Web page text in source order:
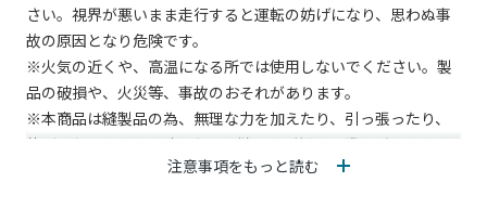
さい。視界が悪いまま走行すると運転の妨げになり、思わぬ事
故の原因となり危険です。
※火気の近くや、高温になる所では使用しないでください。製
品の破損や、火災等、事故のおそれがあります。
※本商品は縫製品の為、無理な力を加えたり、引っ張ったり、
伸ばしたりすると、破れたり、縫い目が解ける恐れがありま
注意事項をもっと読む